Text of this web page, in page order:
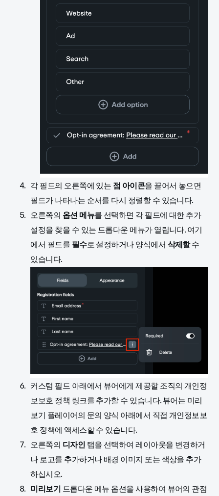
각 필드의 오른쪽에 있는점 아이콘을 끌어서 놓으면
필드가 나타나는 순서를 다시 정렬할 수 있습니다.
오른쪽의 옵션 메뉴를 선택하면 각 필드에 대한 추가
설정을 찾을 수 있는 드롭다운 메뉴가 열립니다. 여기
에서 필드를필수로 설정하거나 양식에서삭제할수
있습니다.
커스텀 필드 아래에서 뷰어에게 제공할 조직의 개인정
보보호 정책 링크를 추가할 수 있습니다. 뷰어는 미리
보기 플레이어의 문의 양식 아래에서 직접 개인정보보
호 정책에 액세스할 수 있습니다.
오른쪽의 디자인탭을 선택하여 레이아웃을 변경하거
나 로고를 추가하거나 배경 이미지 또는 색상을 추가
하십시오.
미리보기드롭다운 메뉴 옵션을 사용하여 뷰어의 관점